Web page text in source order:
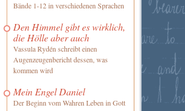
Bände 1-12 in verschiedenen Sprachen
Den Himmel gibt es wirklich,
die Hölle aber auch
Vassula Rydén schreibt einen
Augenzeugenbericht dessen, was
kommen wird
Mein Engel Daniel
Der Beginn vom Wahren Leben in Gott